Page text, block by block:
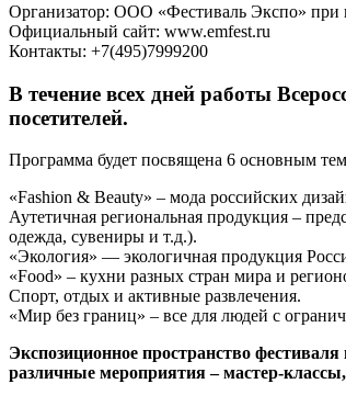
Организатор: OOO «Фестиваль Экспо»
Официальный сайт: www.emfest.ru
Контакты: +7(495)7999200
В течение всех дней работы
посетителей.
Программа будет посвящена 6 основным
«Fashion & Beauty» – мода российских
Аутетичная региональная продукция –
одежда, сувениры и т.д.).
«Экология» — экологичная продукция
«Food» – кухни разных стран мира и
Спорт, отдых и активные развлечения.
«Мир без границ» – все для людей с
Экспозиционное пространство
различные мероприятия – мастер-